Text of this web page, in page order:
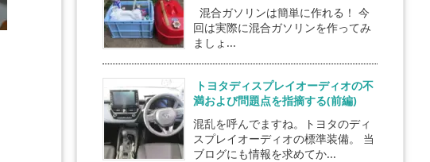
混合ガソリンは簡単に作れる！ 今
回は実際に混合ガソリンを作ってみ
ましょ...
トヨタディスプレイオーディオの不
満および問題点を指摘する(前編)
混乱を呼んでますね。トヨタのディ
スプレイオーディオの標準装備。 当
ブログにも情報を求めてか...